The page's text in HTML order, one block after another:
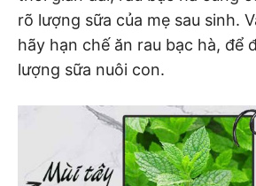
rõ lượng sữa của mẹ sau sinh.
hãy hạn chế ăn rau bạc hà, để
lượng sữa nuôi con.